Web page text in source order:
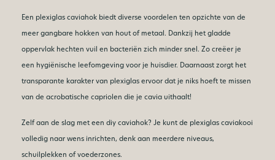
Een plexiglas caviahok biedt diverse voordelen ten opzichte van de
meer gangbare hokken van hout of metaal. Dankzij het gladde
oppervlak hechten vuil en bacteriën zich minder snel. Zo creëer je
een hygiënische leefomgeving voor je huisdier. Daarnaast zorgt het
transparante karakter van plexiglas ervoor dat je niks hoeft te missen
van de acrobatische capriolen die je cavia uithaalt!
Zelf aan de slag met een diy caviahok? Je kunt de plexiglas caviakooi
volledig naar wens inrichten, denk aan meerdere niveaus,
schuilplekken of voederzones.